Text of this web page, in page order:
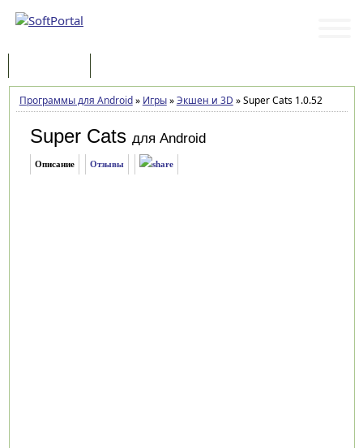
Программы для Android» Игры»Экшен и 3D »Super Cats 1.0.52
Super Cats для Android
Описание Отзывы